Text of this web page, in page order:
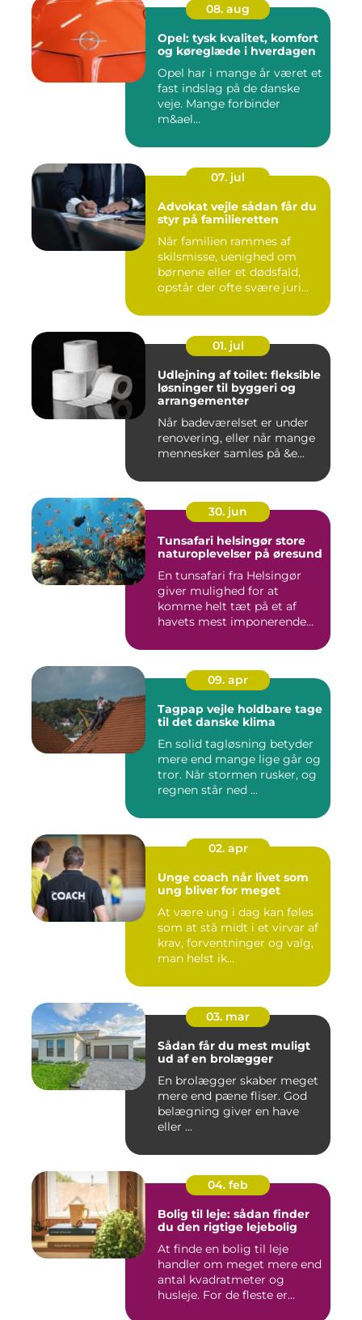
08. aug
Opel: tysk kvalitet, komfort
og køreglæde i hverdagen
Opel har i mange år været et
fast indslag på de danske
veje. Mange forbinder
m&ael...
07. jul
Advokat vejle sådan får du
styr på familieretten
Når familien rammes af
skilsmisse, uenighed om
børnene eller et dødsfald,
opstår der ofte svære juri...
01. jul
Udlejning af toilet: fleksible
løsninger til byggeri og
arrangementer
Når badeværelset er under
renovering, eller når mange
mennesker samles på &e...
30. jun
Tunsafari helsingør store
naturoplevelser på øresund
En tunsafari fra Helsingør
giver mulighed for at
komme helt tæt på et af
havets mest imponerende
09. apr
Tagpap vejle holdbare tage
til det danske klima
En solid tagløsning betyder
mere end mange lige går og
tror. Når stormen rusker, og
regnen står ned ...
02. apr
Unge coach når livet som
ung bliver for meget
At være ung i dag kan føles
som at stå midt i et virvar af
krav, forventninger og valg,
man helst ik...
03. mar
Sådan får du mest muligt
ud af en brolægger
En brolægger skaber meget
mere end pæne fliser. God
belægning giver en have
eller ...
04. feb
Bolig til leje: sådan finder
du den rigtige lejebolig
At finde en bolig til leje
handler om meget mere end
antal kvadratmeter og
husleje. For de fleste er...